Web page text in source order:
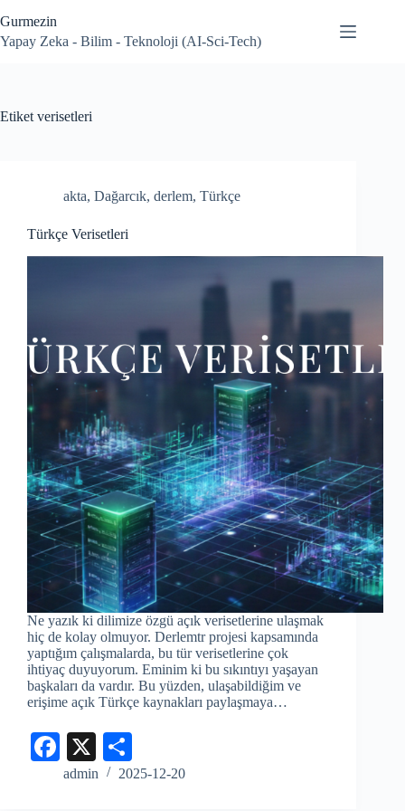
to
content
Gurmezin
Yapay Zeka - Bilim - Teknoloji (AI-Sci-Tech)
Etiket verisetleri
akta, Dağarcık, derlem, Türkçe
Türkçe Verisetleri
Ne yazık ki dilimize özgü açık verisetlerine ulaşmak
hiç de kolay olmuyor. Derlemtr projesi kapsamında
yaptığım çalışmalarda, bu tür verisetlerine çok
ihtiyaç duyuyorum. Eminim ki bu sıkıntıyı yaşayan
başkaları da vardır. Bu yüzden, ulaşabildiğim ve
erişime açık Türkçe kaynakları paylaşmaya…
Fa
ce
X
ha
admin 2025-12-20